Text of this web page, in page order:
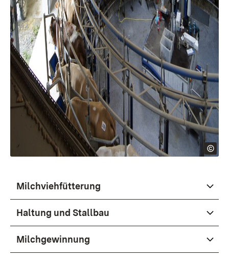
Milchviehfütterung
Haltung und Stallbau
Milchgewinnung